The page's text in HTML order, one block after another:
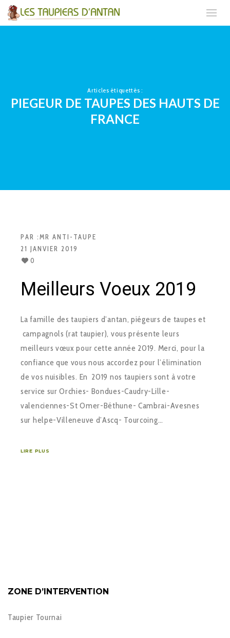
Articles étiquettés :
PIEGEUR DE TAUPES DES HAUTS DE
FRANCE
PAR :MR ANTI-TAUPE
21 JANVIER 2019
0
Meilleurs Voeux 2019
La famille des taupiers d’antan, piégeurs de taupes et
campagnols (rat taupier), vous présente leurs
meilleurs vœux pour cette année 2019. Merci, pour la
confiance que vous nous accordez pour l’élimination
de vos nuisibles. En 2019 nos taupiers sont à votre
service sur Orchies- Bondues-Caudry-Lille-
valenciennes-St Omer-Béthune- Cambrai-Avesnes
sur helpe-Villeneuve d’Ascq- Tourcoing…
LIRE PLUS
ZONE D’INTERVENTION
Taupier Tournai